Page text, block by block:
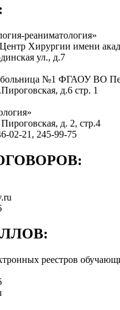
реаниматология»
Хирургии имени
ул., д.7
больница №1 ФГАОУ ВО
д.6 стр. 1
д. 2, стр.4
02-21, 245-99-75
реестров